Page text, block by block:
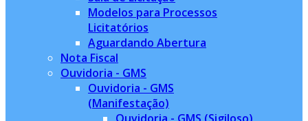
Modelos para Processos
Licitatórios
Aguardando Abertura
Nota Fiscal
Ouvidoria - GMS
Ouvidoria - GMS
(Manifestação)